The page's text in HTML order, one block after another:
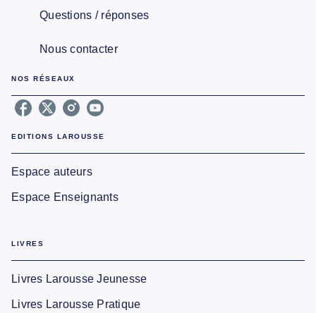
Questions / réponses
Nous contacter
NOS RÉSEAUX
EDITIONS LAROUSSE
Espace auteurs
Espace Enseignants
LIVRES
Livres Larousse Jeunesse
Livres Larousse Pratique